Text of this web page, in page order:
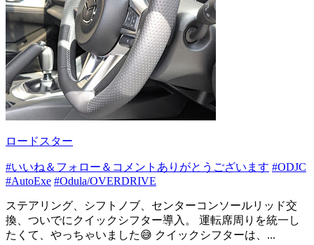
ロードスター
#いいね＆フォロー＆コメントありがとうございます #ODJC
#AutoExe #Odula/OVERDRIVE
ステアリング、シフトノブ、センターコンソールリッド交
換、ついでにクイックシフター導入。 運転席周りを統一し
たくて、やっちゃいました😅 クイックシフターは、...